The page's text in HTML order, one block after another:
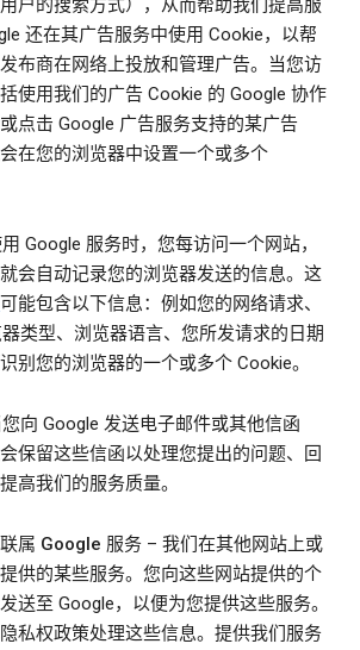
户的搜索方式），从而帮助我们提高服
还在其广告服务中使用 Cookie，以帮
布商在网络上投放和管理广告。当您访
使用我们的广告 Cookie 的 Google 协作
点击 Google 广告服务支持的某广告
在您的浏览器中设置一个或多个
Google 服务时，您每访问一个网站，
会自动记录您的浏览器发送的信息。这
可能包含以下信息：例如您的网络请求、
类型、浏览器语言、您所发请求的日期
别您的浏览器的一个或多个 Cookie。
向 Google 发送电子邮件或其他信函
保留这些信函以处理您提出的问题、回
高我们的服务质量。
属 Google 服务 – 我们在其他网站上或
供的某些服务。您向这些网站提供的个
送至 Google，以便为您提供这些服务。
私权政策处理这些信息。提供我们服务